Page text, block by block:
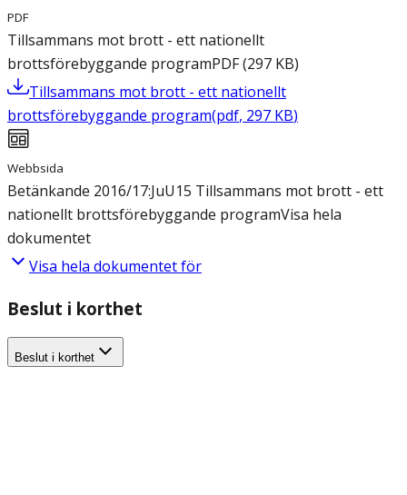
PDF
Tillsammans mot brott - ett nationellt
brottsförebyggande programPDF(297 KB)
Tillsammans mot brott - ett nationellt
brottsförebyggande program(pdf, 297 KB)
Webbsida
Betänkande 2016/17:JuU15 Tillsammans mot brott - ett
nationellt brottsförebyggande programVisa hela
dokumentet
Visa hela dokumentet för
Beslut i korthet
Beslut i korthet